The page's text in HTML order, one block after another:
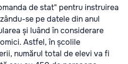
de stat" pentru instruirea
se pe datele din anul
și luând în considerare
Astfel, în școlile
numărul total de elevi va fi